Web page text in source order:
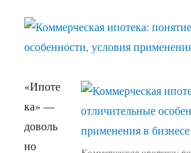
«Ипоте
ка» —
доволь
но